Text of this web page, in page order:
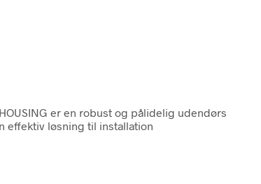
HOUSING er en robust og pålidelig udendørs
effektiv løsning til installation